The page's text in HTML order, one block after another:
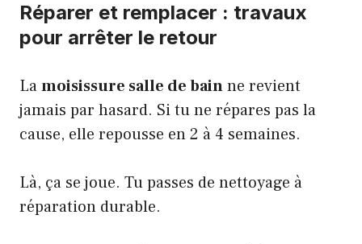
Réparer et remplacer : travaux
pour arrêter le retour
Lamoisissure salle de bainne revient
jamais par hasard. Si tu ne répares pas la
cause, elle repousse en 2 à 4 semaines.
Là, ça se joue. Tu passes de nettoyage à
réparation durable.